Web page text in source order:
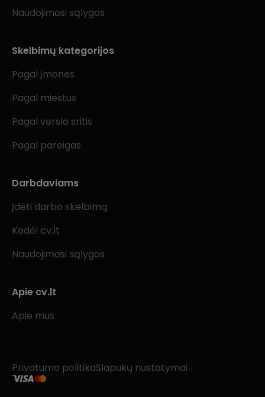
Naudojimosi sąlygos
Skelbimų kategorijos
Pagal įmones
Pagal miestus
Pagal verslo sritis
Pagal pareigas
Darbdaviams
Įdėti darbo skelbimą
Kodėl cv.lt
Naudojimosi sąlygos
Apie cv.lt
Apie mus
Privatumo politikaSlapukų nustatymai